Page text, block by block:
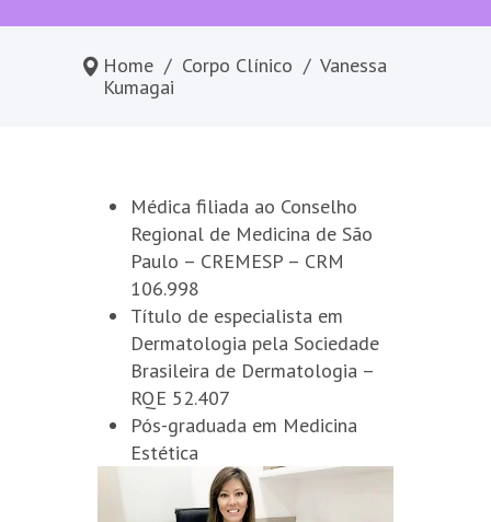
Home / Corpo Clínico / Vanessa
Kumagai
Médica filiada ao Conselho
Regional de Medicina de São
Paulo – CREMESP – CRM
106.998
Título de especialista em
Dermatologia pela Sociedade
Brasileira de Dermatologia –
RQE 52.407
Pós-graduada em Medicina
Estética